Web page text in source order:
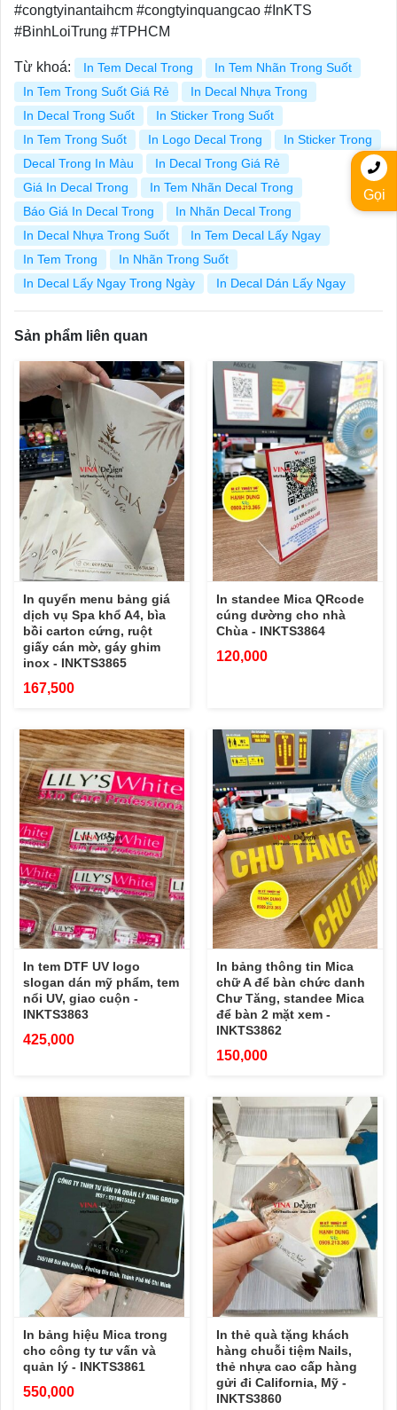
#congtyinantaihcm #congtyinquangcao #InKTS
#BinhLoiTrung #TPHCM
Từ khoá: In Tem Decal Trong
In Tem Nhãn Trong Suốt
In Tem Trong Suốt Giá Rẻ
In Decal Nhựa Trong
In Decal Trong Suốt
In Sticker Trong Suốt
In Tem Trong Suốt
In Logo Decal Trong
In Sticker Trong
Decal Trong In Màu
In Decal Trong Giá Rẻ
Giá In Decal Trong
In Tem Nhãn Decal Trong
Báo Giá In Decal Trong
In Nhãn Decal Trong
In Decal Nhựa Trong Suốt
In Tem Decal Lấy Ngay
In Tem Trong
In Nhãn Trong Suốt
In Decal Lấy Ngay Trong Ngày
In Decal Dán Lấy Ngay
Sản phẩm liên quan
In quyển menu bảng giá
dịch vụ Spa khổ A4, bìa
bồi carton cứng, ruột
giấy cán mờ, gáy ghim
inox - INKTS3865
167,500
In standee Mica QRcode
cúng dường cho nhà
Chùa - INKTS3864
120,000
In tem DTF UV logo
slogan dán mỹ phẩm, tem
nổi UV, giao cuộn -
INKTS3863
425,000
In bảng thông tin Mica
chữ A để bàn chức danh
Chư Tăng, standee Mica
để bàn 2 mặt xem -
INKTS3862
150,000
In bảng hiệu Mica trong
cho công ty tư vấn và
quản lý - INKTS3861
550,000
In thẻ quà tặng khách
hàng chuỗi tiệm Nails,
thẻ nhựa cao cấp hàng
gửi đi California, Mỹ -
INKTS3860
Gọi